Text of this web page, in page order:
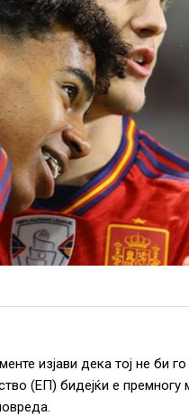
изјави дека тој не би
(ЕП) бидејќи е